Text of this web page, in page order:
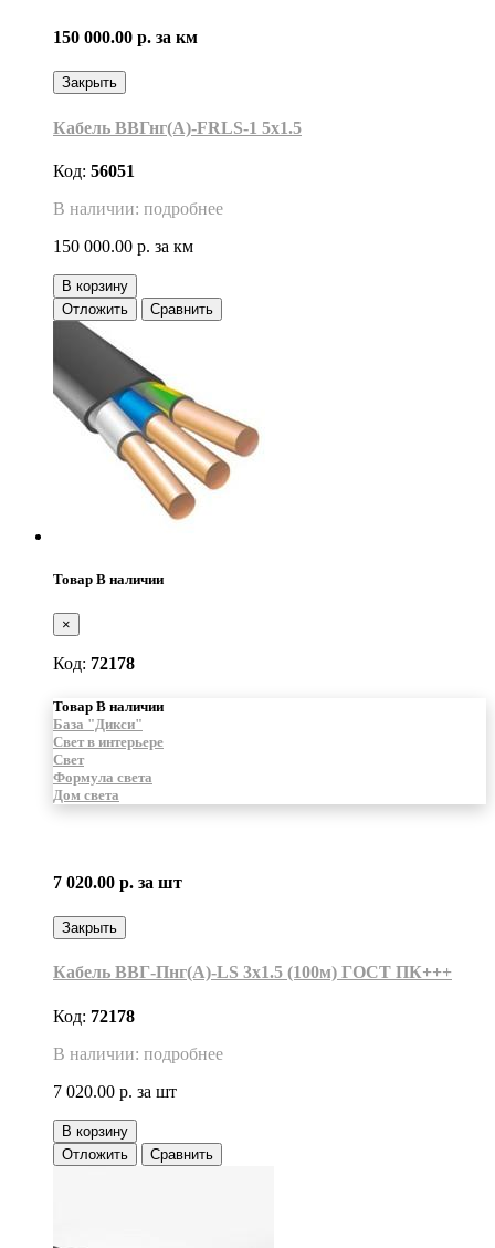
150 000.00 р. за км
Закрыть
Кабель ВВГнг(А)-FRLS-1 5х1.5
Код: 56051
В наличии: подробнее
150 000.00 р. за км
В корзину
Отложить
Сравнить
Товар В наличии
×
Код: 72178
Товар В наличии
База "Дикси"
Свет в интерьере
Свет
Формула света
Дом света
7 020.00 р. за шт
Закрыть
Кабель ВВГ-Пнг(А)-LS 3х1.5 (100м) ГОСТ ПК+++
Код: 72178
В наличии: подробнее
7 020.00 р. за шт
В корзину
Отложить
Сравнить